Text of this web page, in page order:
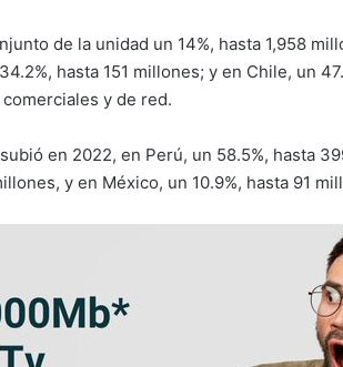
de la unidad un 14%, hasta 1,958
hasta 151 millones; y en Chile, un
y de red.
en 2022, en Perú, un 58.5%, hasta
y en México, un 10.9%, hasta 91